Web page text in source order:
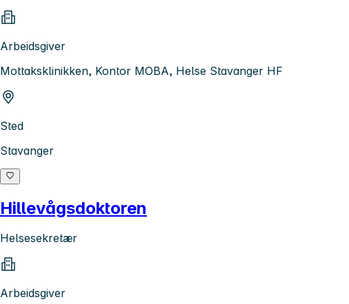
Arbeidsgiver
Mottaksklinikken, Kontor MOBA, Helse Stavanger HF
Sted
Stavanger
Hillevågsdoktoren
Helsesekretær
Arbeidsgiver